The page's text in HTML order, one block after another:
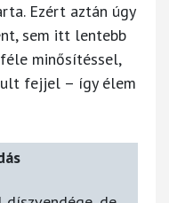
Ezért aztán úgy
sem itt lentebb
minősítéssel,
fejjel – így élem